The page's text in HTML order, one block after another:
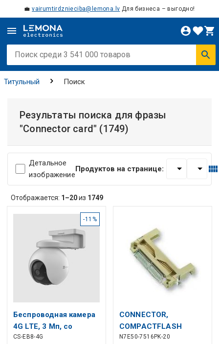
💼vairumtirdznieciba@lemona.lv Для бизнеса – выгодно!
Титульный Поиск
Результаты поиска для фразы
"Connector card" (1749)
Детальное
изображение
Продуктов на странице:
Отображается: 1–20из 1749
-11%
Беспроводная камера
4G LTE, 3 Мп, со
слотом для SIM-карты,
CS-EB8-4G
CONNECTOR,
COMPACTFLASH
CARD, 50POS
N7E50-7516PK-20